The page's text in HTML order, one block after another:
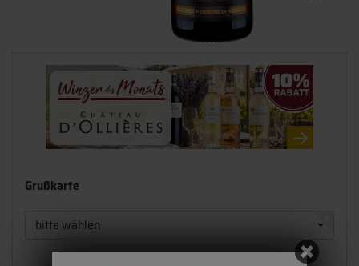
Grußkarte
bitte wählen